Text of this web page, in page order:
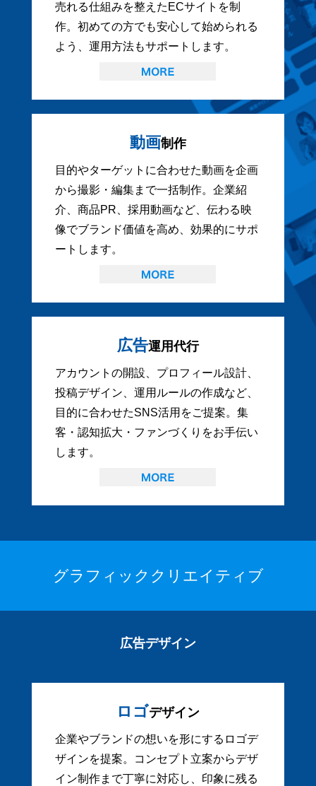
売れる仕組みを整えたECサイトを制
作。初めての方でも安心して始められる
よう、運用方法もサポートします。
動画制作
目的やターゲットに合わせた動画を企画
から撮影・編集まで一括制作。企業紹
介、商品PR、採用動画など、伝わる映
像でブランド価値を高め、効果的にサポ
ートします。
広告運用代行
アカウントの開設、プロフィール設計、
投稿デザイン、運用ルールの作成など、
目的に合わせたSNS活用をご提案。集
客・認知拡大・ファンづくりをお手伝い
します。
グラフィッククリエイティブ
広告デザイン
ロゴデザイン
企業やブランドの想いを形にするロゴデ
ザインを提案。コンセプト立案からデザ
イン制作まで丁寧に対応し、印象に残る